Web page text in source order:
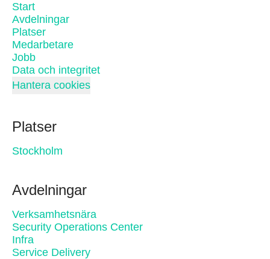
Start
Avdelningar
Platser
Medarbetare
Jobb
Data och integritet
Hantera cookies
Platser
Stockholm
Avdelningar
Verksamhetsnära
Security Operations Center
Infra
Service Delivery